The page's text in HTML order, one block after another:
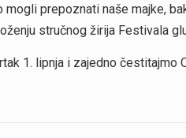
prepoznati naše majke,
stručnog žirija Festivala
1. lipnja i zajedno čestitajmo